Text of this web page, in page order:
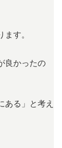
す。
良かったの
ある」と考え